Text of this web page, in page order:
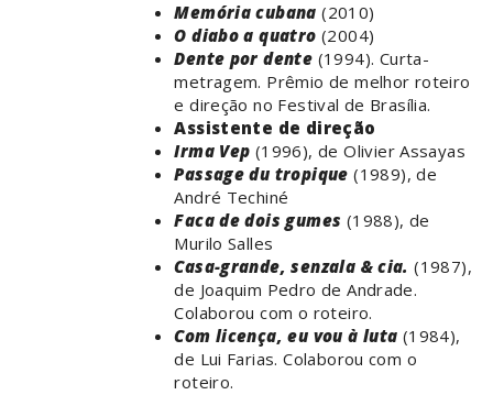
Memória cubana (2010)
O diabo a quatro (2004)
Dente por dente (1994). Curta-
metragem. Prêmio de melhor roteiro
e direção no Festival de Brasília.
Assistente de direção
Irma Vep (1996), de Olivier Assayas
Passage du tropique (1989), de
André Techiné
Faca de dois gumes (1988), de
Murilo Salles
Casa-grande, senzala & cia. (1987),
de Joaquim Pedro de Andrade.
Colaborou com o roteiro.
Com licença, eu vou à luta (1984),
de Lui Farias. Colaborou com o
roteiro.